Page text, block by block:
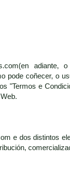
adiante,
pode coñecer, o
"Termos e
e dos distintos